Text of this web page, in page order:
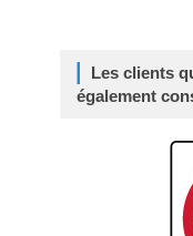
Les clients
également